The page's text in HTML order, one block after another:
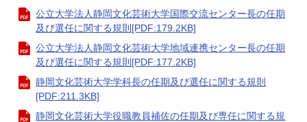
公立大学法人静岡文化芸術大学国際交流センター長の任期
及び選任に関する規則[PDF:179.2KB]
公立大学法人静岡文化芸術大学地域連携センター長の任期
及び選任に関する規則[PDF:177.2KB]
静岡文化芸術大学学科長の任期及び選任に関する規則
[PDF:211.3KB]
静岡文化芸術大学役職教員補佐の任期及び専任に関する規